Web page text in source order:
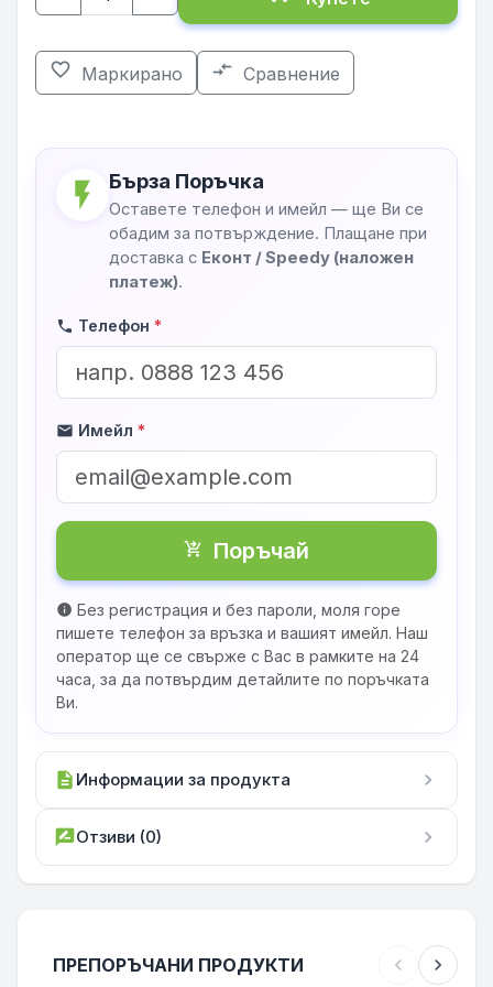
favorite_border Маркирано compare_arrows Сравнение
flash_on Бърза Поръчка
Оставете телефон и имейл — ще Ви се
обадим за потвърждение. Плащане при
доставка с Еконт / Speedy (наложен
платеж).
phone Телефон *
mail Имейл *
shopping_cart_checkout Поръчай
info Без регистрация и без пароли, моля горе
пишете телефон за връзка и вашият имейл. Наш
оператор ще се свърже с Вас в рамките на 24
часа, за да потвърдим детайлите по поръчката
Ви.
description Информации за продукта chevron_right
rate_reviewОтзиви (0) chevron_right
ПРЕПОРЪЧАНИ ПРОДУКТИ chevron_left chevron_right